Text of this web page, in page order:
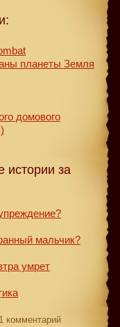
планеты Земля
домового
за
мальчик?
умрет
1 комментарий